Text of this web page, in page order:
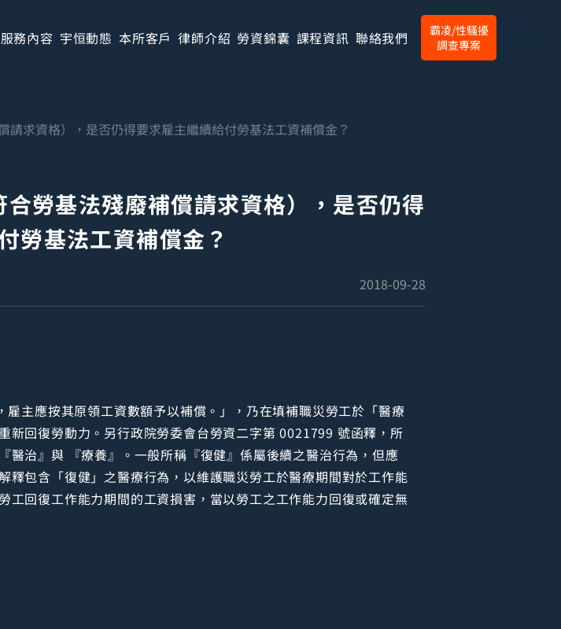
服務內容 宇恒動態 本所客戶 律師介紹 勞資錦囊 課程資訊 聯絡我們
霸凌/性騷擾
調查專案
求資格），是否仍得要求雇主繼續給付勞基法工資補償金？
勞基法殘廢補償請求資格），是否仍得
勞基法工資補償金？
2018-09-28
主應按其原領工資數額予以補償。」，乃在填補職災勞工於「醫療
新回復勞動力。另行政院勞委會台勞資二字第 0021799 號函釋，所
治』與 『療養』。一般所稱『復健』係屬後續之醫治行為，但應
包含「復健」之醫療行為，以維護職災勞工於醫療期間對於工作能
回復工作能力期間的工資損害，當以勞工之工作能力回復或確定無